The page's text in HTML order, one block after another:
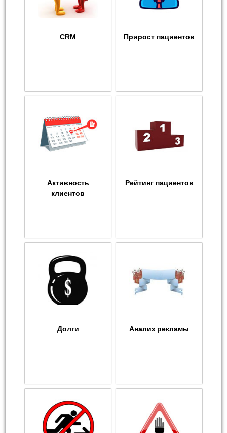
CRM Прирост пациентов
Активность
клиентов
Рейтинг пациентов
Долги Анализ рекламы